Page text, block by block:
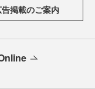
告掲載のご案内